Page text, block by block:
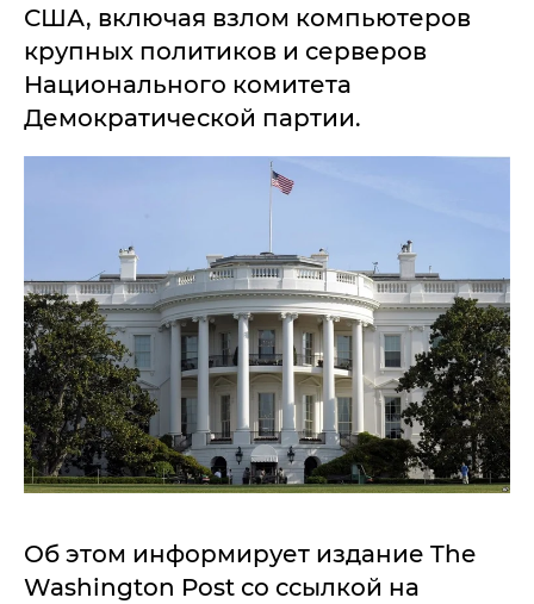
США, включая взлом компьютеров
крупных политиков и серверов
Национального комитета
Демократической партии.
Об этом информирует издание The
Washington Post со ссылкой на